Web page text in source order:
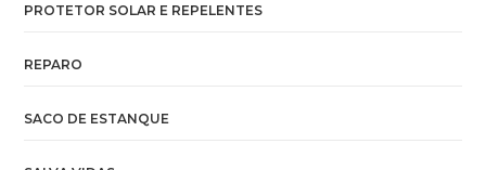
PROTETOR SOLAR E REPELENTES
REPARO
SACO DE ESTANQUE